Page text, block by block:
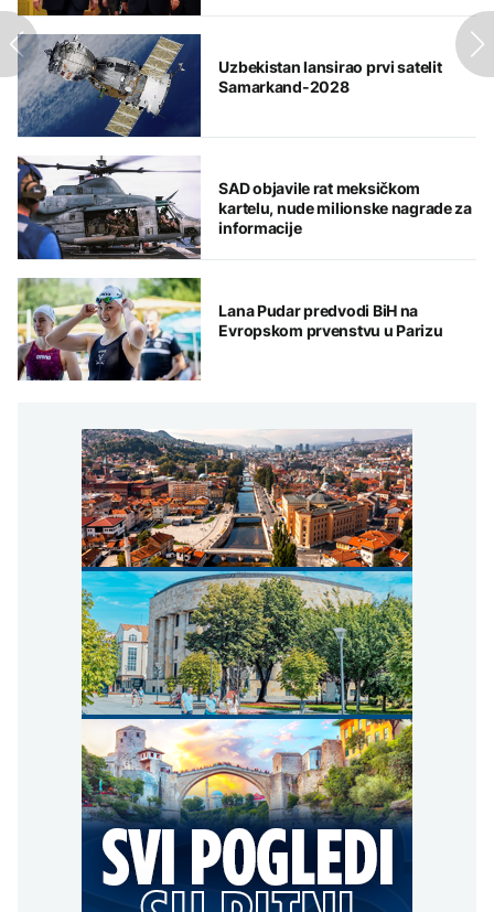
Uzbekistan lansirao prvi satelit
Samarkand-2028
SAD objavile rat meksičkom
kartelu, nude milionske nagrade za
informacije
Lana Pudar predvodi BiH na
Evropskom prvenstvu u Parizu